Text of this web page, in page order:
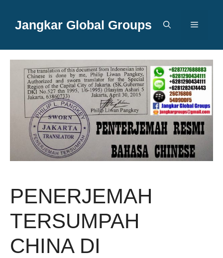
Jangkar Global Groups Menu
PENERJEMAH
TERSUMPAH
CHINA DI